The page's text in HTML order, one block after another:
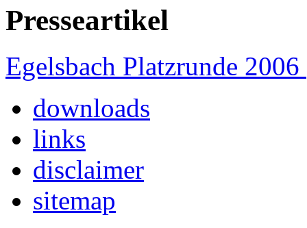
Presseartikel
Egelsbach Platzrunde
downloads
links
disclaimer
sitemap